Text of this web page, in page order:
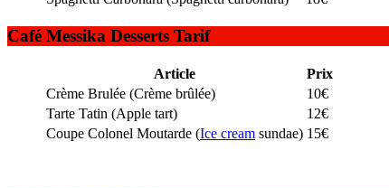
Café Messika Desserts Tarif
Article
Prix
Crème Brulée (Crème brûlée)
10€
Tarte Tatin (Apple tart)
12€
Coupe Colonel Moutarde (Ice cream sundae) 15€